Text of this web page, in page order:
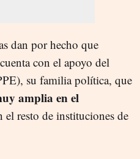
dan por hecho que
con el apoyo del
su familia política, que
amplia en el
el resto de instituciones de